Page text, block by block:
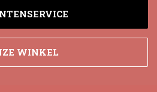
WINKEL